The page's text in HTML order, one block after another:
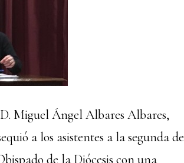
Miguel Ángel Albares Albares,
a los asistentes a la segunda de
de la Diócesis con una